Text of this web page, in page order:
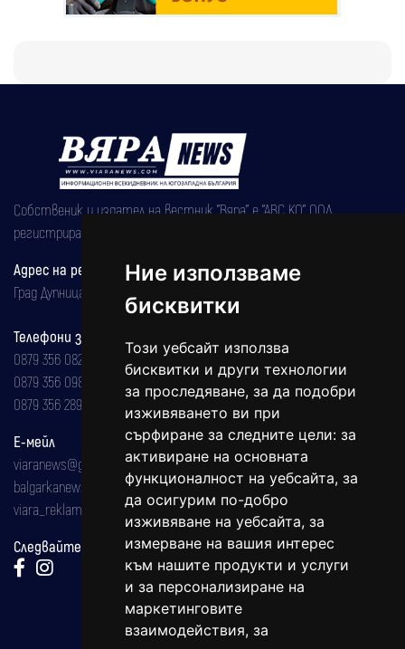
Ние използваме
бисквитки
Този уебсайт използва
бисквитки и други технологии
за проследяване, за да подобри
изживяването ви при
сърфиране за следните цели: за
активиране на основната
функционалност на уебсайта, за
да осигурим по-добро
изживяване на уебсайта, за
измерване на вашия интерес
към нашите продукти и услуги
и за персонализиране на
маркетинговите
взаимодействия, за
Собственик и издател на вестник "Вяра" е "АВС КО" ООД,
регистрирана на 08.05.2002 година.
Адрес на редакцията
Град Дупница, ул.''Христо Ботев" 43
Телефони за реклама и абонаменти
0879 356 082
0879 356 098
0879 356 289
Е-мейл
viaranews@gmail.com
balgarkanews@gmail.com
viara_reklama@mail.bg
Следвайте ни: